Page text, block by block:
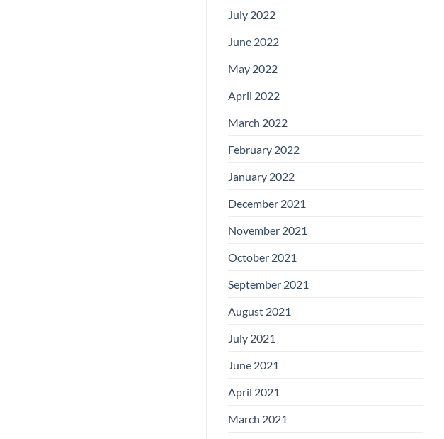
July 2022
June 2022
May 2022
April 2022
March 2022
February 2022
January 2022
December 2021
November 2021
October 2021
September 2021
August 2021
July 2021
June 2021
April 2021
March 2021